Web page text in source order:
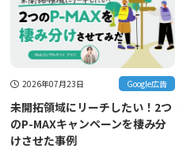
2026年07月23日 Google広告
未開拓領域にリーチしたい！2つ
のP-MAXキャンペーンを棲み分
けさせた事例